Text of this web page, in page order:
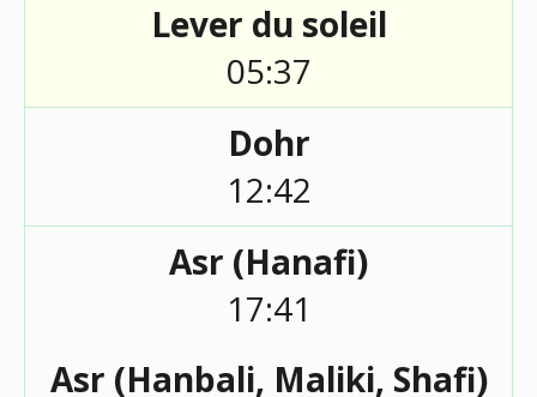
Lever du soleil
05:37
Dohr
12:42
Asr (Hanafi)
17:41
Asr (Hanbali, Maliki, Shafi)